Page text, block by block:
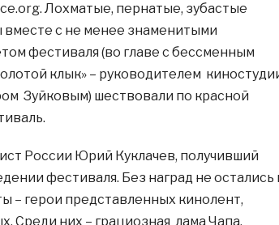
Лохматые, пернатые, зубастые
с не менее знаменитыми
фестиваля (во главе с бессменным
клык» – руководителем
Зуйковым) шествовали по красной
России Юрий Куклачев, получивший
фестиваля. Без наград не остались
– герои представленных кинолент,
Среди них – грациозная лама Чапа,